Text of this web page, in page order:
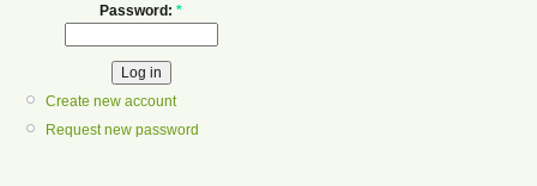
Password: *
Create new account
Request new password